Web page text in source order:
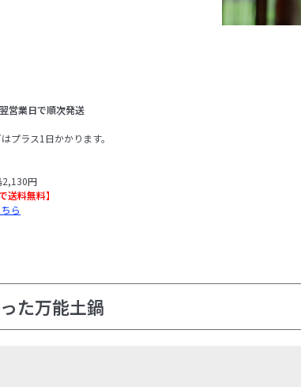
営業日で順次発送
プラス1日かかります。
円
送料無料】
ら
た万能土鍋